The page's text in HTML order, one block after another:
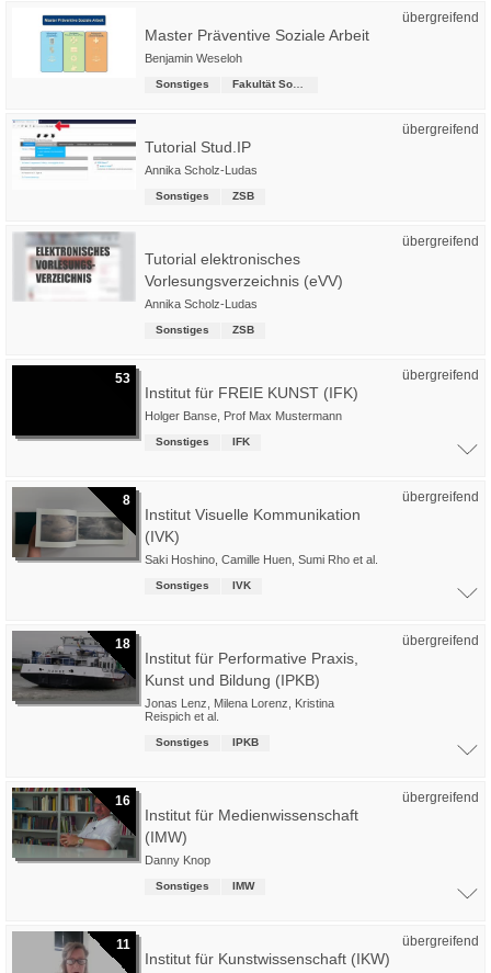
übergreifend
Master Präventive Soziale Arbeit
Benjamin Weseloh
Sonstiges
übergreifend
Tutorial Stud.IP
Annika Scholz-Ludas
Sonstiges ZSB
übergreifend
Tutorial elektronisches
Vorlesungsverzeichnis (eVV)
Annika Scholz-Ludas
Sonstiges ZSB
53 übergreifend
Institut für FREIE KUNST (IFK)
Holger Banse Prof Max Mustermann
Sonstiges IFK
8 übergreifend
Institut Visuelle Kommunikation
(IVK)
Saki Hoshino Camille Huen Sumi Rho et al.
Sonstiges IVK
18 übergreifend
Institut für Performative Praxis,
Kunst und Bildung (IPKB)
Jonas Lenz Milena Lorenz
Kristina
Reispich et al.
Sonstiges IPKB
16 übergreifend
Institut für Medienwissenschaft
(IMW)
Danny Knop
Sonstiges IMW
11 übergreifend
Institut für Kunstwissenschaft (IKW)